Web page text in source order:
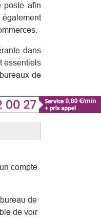
poste afin
dans
essentiels
de
compte
de
de voir